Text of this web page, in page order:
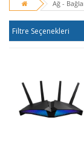
Ağ -
Filtre Seçenekleri